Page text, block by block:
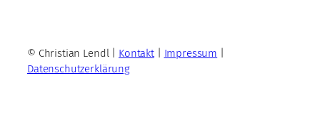
© Christian Lendl | Kontakt| Impressum
Datenschutzerklärung